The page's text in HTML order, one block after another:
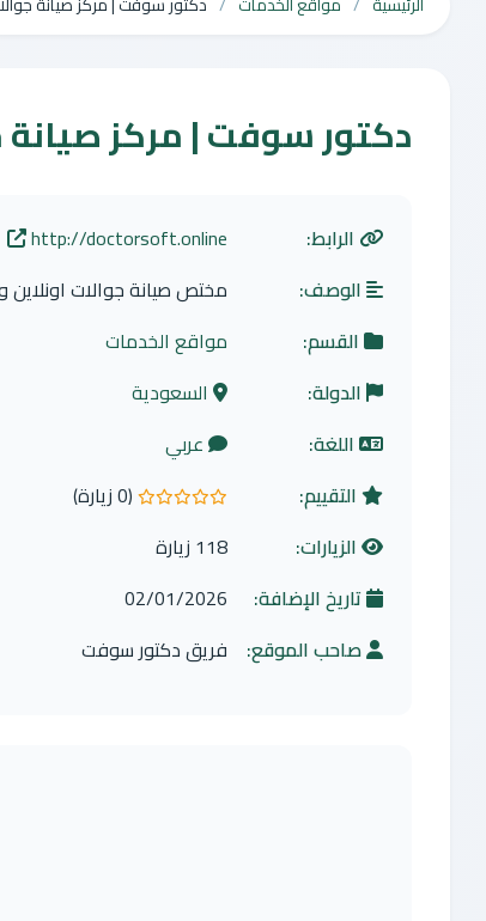
دكتور سوفت | مركز صيانة
الرابط:
http://doctorsoft.online
الوصف:
مختص صيانة جوالات
القسم:
مواقع الخدمات
الدولة:
السعودية
اللغة:
عربي
التقييم:
0.0 من 5 نجوم
(0 زيارة)
الزيارات:
118 زيارة
تاريخ الإضافة:
02/01/2026
صاحب الموقع: فريق دكتور سوفت